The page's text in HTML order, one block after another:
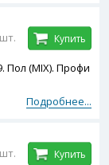
Пол (MIX). Профи
Подробнее...
Купить
Купить